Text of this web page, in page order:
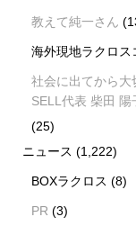
教えて純一さん
海外現地ラクロス
社会に出てから大
SELL代表 柴田 陽
(25)
ニュース (1,222)
BOXラクロス (8)
PR (3)